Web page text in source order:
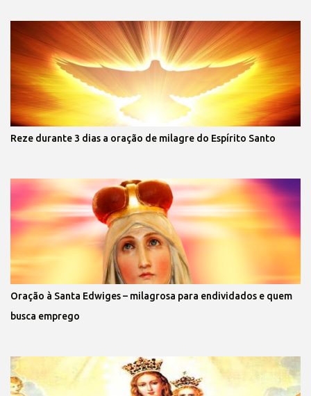
Reze durante 3 dias a oração de milagre do Espírito Santo
Oração à Santa Edwiges – milagrosa para endividados e quem
busca emprego